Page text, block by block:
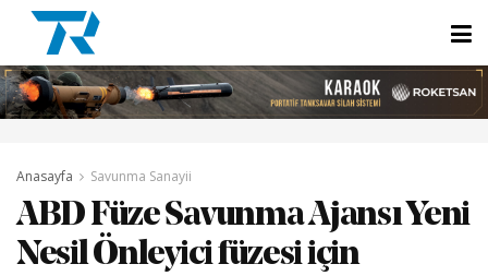
Anasayfa Savunma Sanayii
ABD Füze Savunma Ajansı Yeni
Nesil Önleyici füzesi için